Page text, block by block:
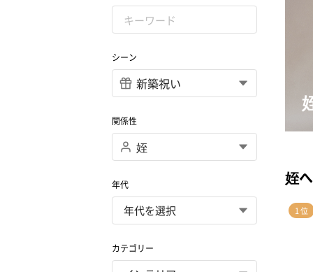
シーン
関係性
年代
カテゴリー
姪